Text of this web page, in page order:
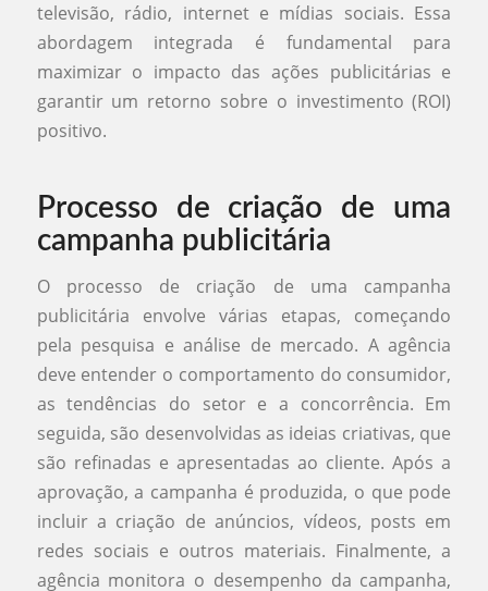
televisão, rádio, internet e mídias sociais. Essa
abordagem integrada é fundamental para
maximizar o impacto das ações publicitárias e
garantir um retorno sobre o investimento (ROI)
positivo.
Processo de criação de uma
campanha publicitária
O processo de criação de uma campanha
publicitária envolve várias etapas, começando
pela pesquisa e análise de mercado. A agência
deve entender o comportamento do consumidor,
as tendências do setor e a concorrência. Em
seguida, são desenvolvidas as ideias criativas, que
são refinadas e apresentadas ao cliente. Após a
aprovação, a campanha é produzida, o que pode
incluir a criação de anúncios, vídeos, posts em
redes sociais e outros materiais. Finalmente, a
agência monitora o desempenho da campanha,